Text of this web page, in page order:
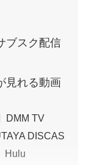
ブスク配信
見れる動画
DMM TV
DISCAS
Hulu